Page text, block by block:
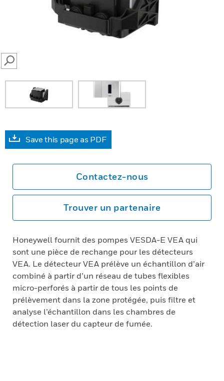
SEARCH
Save this page as PDF
Contactez-nous
Trouver un partenaire
Honeywell fournit des pompes VESDA-E VEA qui
sont une pièce de rechange pour les détecteurs
VEA. Le détecteur VEA prélève un échantillon d’air
combiné à partir d’un réseau de tubes flexibles
micro-perforés à partir de tous les points de
prélèvement dans la zone protégée, puis filtre et
analyse l’échantillon dans les chambres de
détection laser du capteur de fumée.